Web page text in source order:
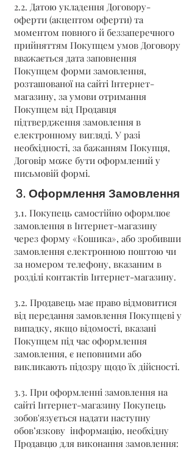
2.2. Датою укладення Договору-
оферти (акцептом оферти) та
моментом повного й беззаперечного
прийняттям Покупцем умов Договору
вважається дата заповнення
Покупцем форми замовлення,
розташованої на сайті Інтернет-
магазину, за умови отримання
Покупцем від Продавця
підтвердження замовлення в
електронному вигляді. У разі
необхідності, за бажанням Покупця,
Договір може бути оформлений у
письмовій формі.
3. Оформлення Замовлення
3.1. Покупець самостійно оформлює
замовлення в Інтернет-магазину
через форму «Кошика», або зробивши
замовлення електронною поштою чи
за номером телефону, вказаним в
розділі контактів Інтернет-магазину.
3.2. Продавець має право відмовитися
від передання замовлення Покупцеві у
випадку, якщо відомості, вказані
Покупцем під час оформлення
замовлення, є неповними або
викликають підозру щодо їх дійсності.
3.3. При оформленні замовлення на
сайті Інтернет-магазину Покупець
зобов'язується надати наступну
обов’язкову інформацію, необхідну
Продавцю для виконання замовлення: